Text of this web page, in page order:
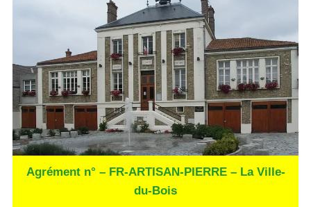
Agrément n° – FR-ARTISAN-PIERRE – La Ville-
du-Bois